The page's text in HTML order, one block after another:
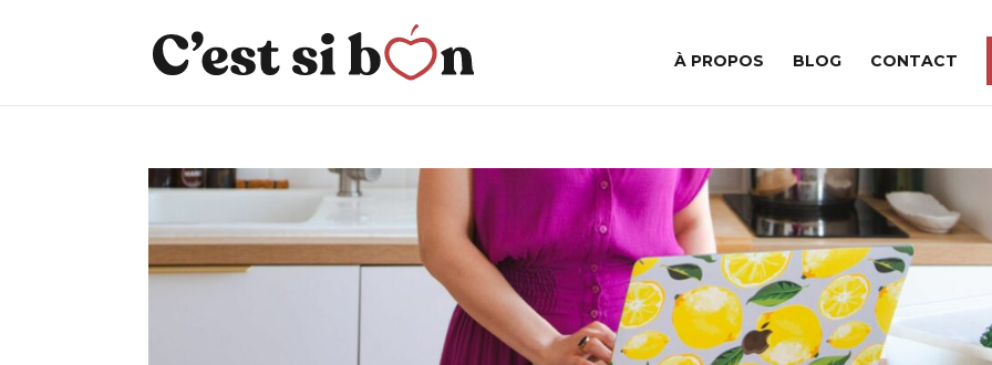
À PROPOS BLOG CONTACT